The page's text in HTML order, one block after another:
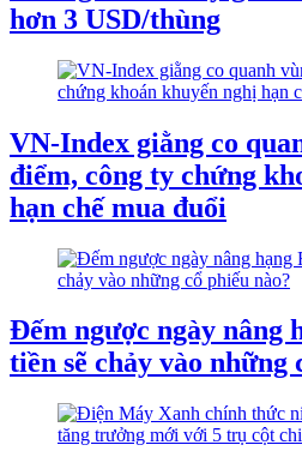
hơn 3 USD/thùng
VN-Index giằng co
điểm, công ty chứng
hạn chế mua đuổi
Đếm ngược ngày nâng
tiền sẽ chảy vào những